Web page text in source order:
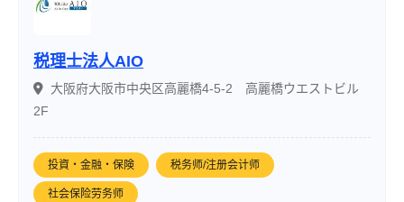
税理士法人AIO
大阪府大阪市中央区高麗橋4-5-2 高麗橋ウエストビル
2F
投資・金融・保険 税务师/注册会计师
社会保险劳务师